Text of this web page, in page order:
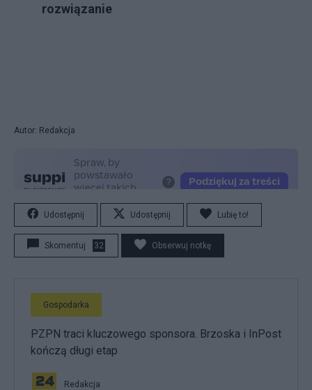
rozwiązanie
Autor: Redakcja
Udostępnij Udostępnij Lubię to!
Skomentuj 32 Obserwuj notkę
Gospodarka
PZPN traci kluczowego sponsora. Brzoska i InPost
kończą długi etap
Redakcja